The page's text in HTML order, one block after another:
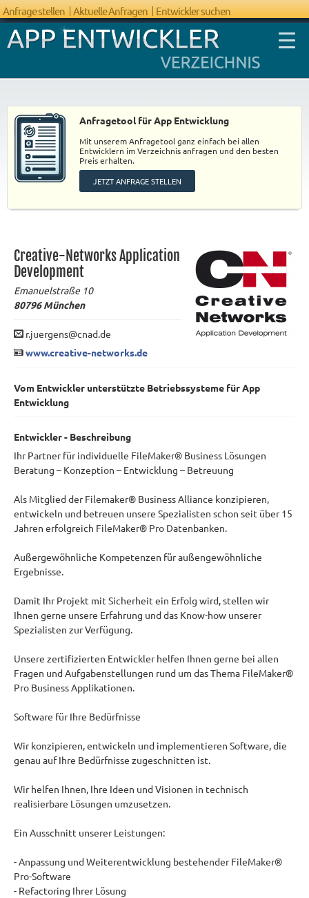
Anfrage stellen Aktuelle Anfragen Entwickler suchen
Anfragetool für App Entwicklung
Mit unserem Anfragetool ganz einfach bei allen
Entwicklern im Verzeichnis anfragen und den besten
Preis erhalten.
JETZT ANFRAGE STELLEN
Creative-Networks Application
Development
Emanuelstraße 10
80796München
r.juergens@cnad.de
www.creative-networks.de
Vom Entwickler unterstützte Betriebssysteme für App
Entwicklung
Entwickler - Beschreibung
Ihr Partner für individuelle FileMaker® Business Lösungen
Beratung – Konzeption – Entwicklung – Betreuung
Als Mitglied der Filemaker® Business Alliance konzipieren,
entwickeln und betreuen unsere Spezialisten schon seit über 15
Jahren erfolgreich FileMaker® Pro Datenbanken.
Außergewöhnliche Kompetenzen für außengewöhnliche
Ergebnisse.
Damit Ihr Projekt mit Sicherheit ein Erfolg wird, stellen wir
Ihnen gerne unsere Erfahrung und das Know-how unserer
Spezialisten zur Verfügung.
Unsere zertifizierten Entwickler helfen Ihnen gerne bei allen
Fragen und Aufgabenstellungen rund um das Thema FileMaker®
Pro Business Applikationen.
Software für Ihre Bedürfnisse
Wir konzipieren, entwickeln und implementieren Software, die
genau auf Ihre Bedürfnisse zugeschnitten ist.
Wir helfen Ihnen, Ihre Ideen und Visionen in technisch
realisierbare Lösungen umzusetzen.
Ein Ausschnitt unserer Leistungen:
- Anpassung und Weiterentwicklung bestehender FileMaker®
Pro-Software
- Refactoring Ihrer Lösung